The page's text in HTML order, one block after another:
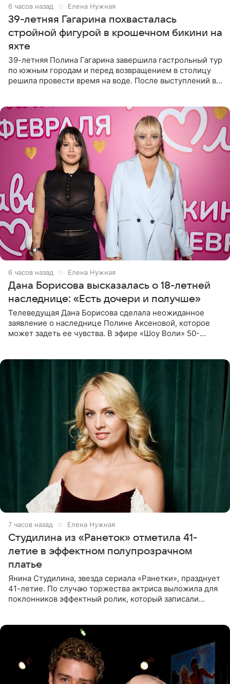
6 часов назад Елена Нужная
39-летняя Гагарина похвасталась
стройной фигурой в крошечном бикини на
яхте
39-летняя Полина Гагарина завершила гастрольный тур
по южным городам и перед возвращением в столицу
решила провести время на воде. После выступлений в
6 часов назад Елена Нужная
Дана Борисова высказалась о 18-летней
наследнице: «Есть дочери и получше»
Телеведущая Дана Борисова сделала неожиданное
заявление о наследнице Полине Аксеновой, которое
может задеть ее чувства. В эфире «Шоу Воли» 50-
7 часов назад Елена Нужная
Студилина из «Ранеток» отметила 41-
летие в эффектном полупрозрачном
платье
Янина Студилина, звезда сериала «Ранетки», празднует
41-летие. По случаю торжества актриса выложила для
поклонников эффектный ролик, который записали